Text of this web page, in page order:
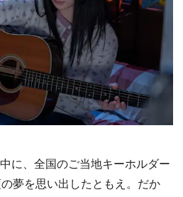
に、全国のご当地キーホルダー
夢を思い出したともえ。だか